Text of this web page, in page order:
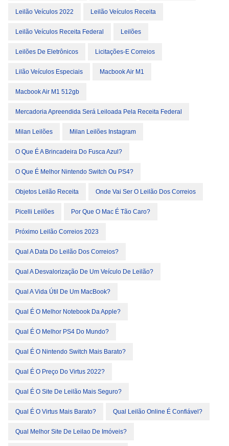
Leilão Veículos 2022 Leilão Veículos Receita
Leilão Veículos Receita Federal Leilões
Leilões De Eletrônicos Licitações-E Correios
Lilão Veículos Especiais Macbook Air M1
Macbook Air M1 512gb
Mercadoria Apreendida Será Leiloada Pela Receita Federal
Milan Leilões Milan Leilões Instagram
O Que É A Brincadeira Do Fusca Azul?
O Que É Melhor Nintendo Switch Ou PS4?
Objetos Leilão Receita Onde Vai Ser O Leilão Dos Correios
Picelli Leilões Por Que O Mac É Tão Caro?
Próximo Leilão Correios 2023
Qual A Data Do Leilão Dos Correios?
Qual A Desvalorização De Um Veículo De Leilão?
Qual A Vida Útil De Um MacBook?
Qual É O Melhor Notebook Da Apple?
Qual É O Melhor PS4 Do Mundo?
Qual É O Nintendo Switch Mais Barato?
Qual É O Preço Do Virtus 2022?
Qual É O Site De Leilão Mais Seguro?
Qual É O Virtus Mais Barato? Qual Leilão Online É Confiável?
Qual Melhor Site De Leilao De Imóveis?